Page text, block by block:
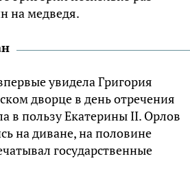
на медведя.
увидела Григория
дворце в день отречения
в пользу Екатерины ІІ. Орлов
на диване, на половине
государственные